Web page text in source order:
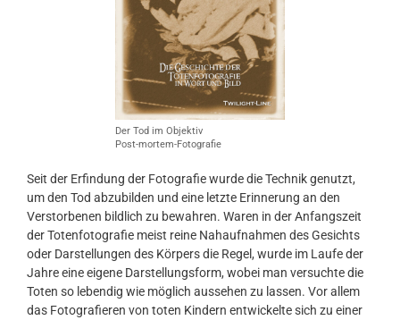
Der Tod im Objektiv
Post-mortem-Fotografie
Seit der Erfindung der Fotografie wurde die Technik genutzt,
um den Tod abzubilden und eine letzte Erinnerung an den
Verstorbenen bildlich zu bewahren. Waren in der Anfangszeit
der Totenfotografie meist reine Nahaufnahmen des Gesichts
oder Darstellungen des Körpers die Regel, wurde im Laufe der
Jahre eine eigene Darstellungsform, wobei man versuchte die
Toten so lebendig wie möglich aussehen zu lassen. Vor allem
das Fotografieren von toten Kindern entwickelte sich zu einer